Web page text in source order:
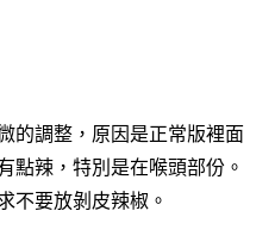
的調整，原因是正常版裡面
點辣，特別是在喉頭部份。
不要放剝皮辣椒。